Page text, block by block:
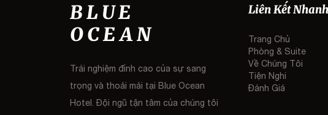
BLUE
OCEAN
Trải nghiệm đỉnh cao của sự sang
trọng và thoải mái tại Blue Ocean
Hotel. Đội ngũ tận tâm của chúng tôi
Liên Kết Nhanh
Trang Chủ
Phòng & Suite
Về Chúng Tôi
Tiện Nghi
Đánh Giá